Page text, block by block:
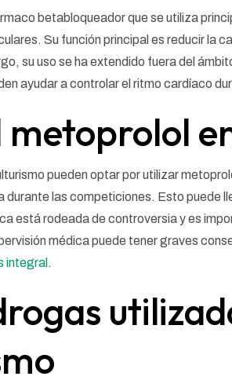
betabloqueador que se utiliza
Su función principal es reducir la
su uso se ha extendido fuera del
ayudar a controlar el ritmo cardíaco
metoprolol
pueden optar por utilizar
durante las competiciones. Esto puede
está rodeada de controversia y es
médica puede tener graves
integral .